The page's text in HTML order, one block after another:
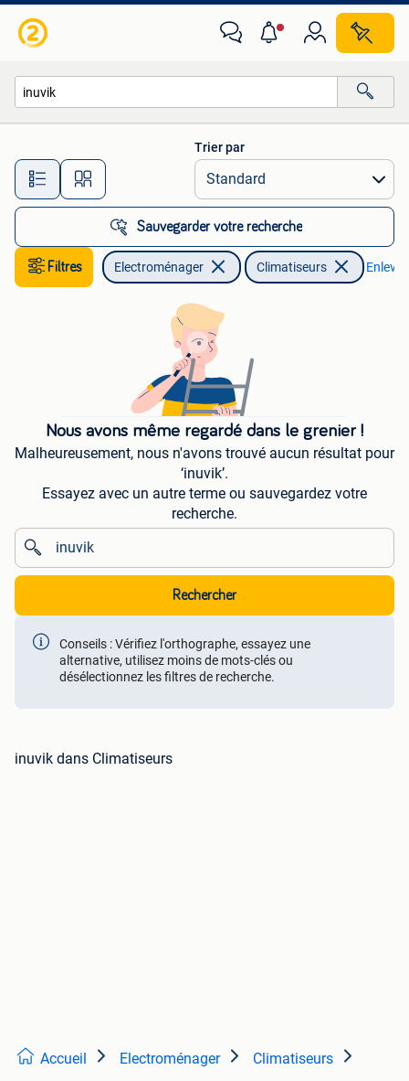
Toutes les distances…
Trier par
Sauvegarder votre recherche
Filtres Electroménager Climatiseurs
Nous avons même regardé dans le grenier !
Malheureusement, nous n'avons trouvé aucun résultat pour
‘inuvik’.
Essayez avec un autre terme ou sauvegardez votre
recherche.
Rechercher
Conseils : Vérifiez l'orthographe, essayez une
alternative, utilisez moins de mots-clés ou
désélectionnez les filtres de recherche.
inuvik dans Climatiseurs
Accueil Electroménager Climatiseurs